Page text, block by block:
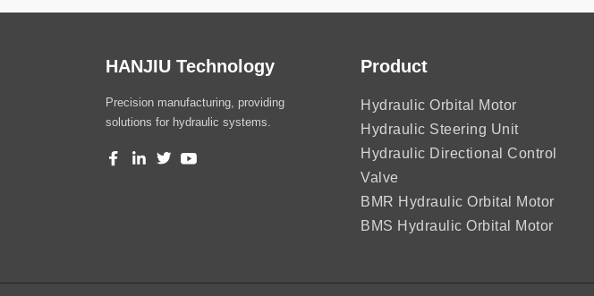
HANJIU Technology
Precision manufacturing, providing
solutions for hydraulic systems.
Product
Hydraulic Orbital Motor
Hydraulic Steering Unit
Hydraulic Directional Control
Valve
BMR Hydraulic Orbital Motor
BMS Hydraulic Orbital Motor